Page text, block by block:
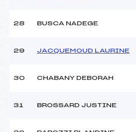
28 BUSCA NADEGE
29 JACQUEMOUD LAURINE
30 CHABANY DEBORAH
31 BROSSARD JUSTINE